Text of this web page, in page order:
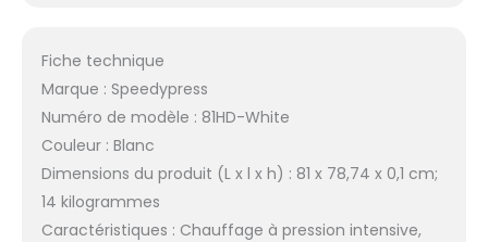
Fiche technique
Marque : Speedypress
Numéro de modèle : 81HD-White
Couleur : Blanc
Dimensions du produit (L x l x h) : 81 x 78,74 x 0,1 cm;
14 kilogrammes
Caractéristiques : Chauffage à pression intensive,